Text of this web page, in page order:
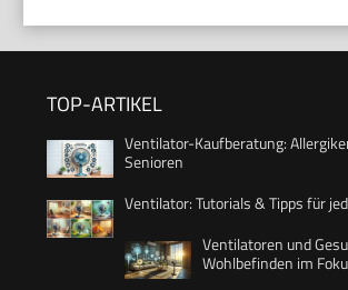
TOP-ARTIKEL
Ventilator-Kaufberatung:
Senioren
Ventilator: Tutorials & Tipps für
Ventilatoren und
Wohlbefinden im